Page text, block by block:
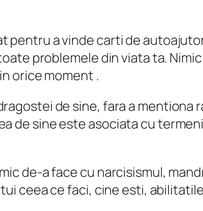
a vinde carti de
problemele din viata ta.
orice moment .
de sine, fara a
de sine este asociata cu
de-a face cu narcisismul,
ceea ce faci, cine esti,